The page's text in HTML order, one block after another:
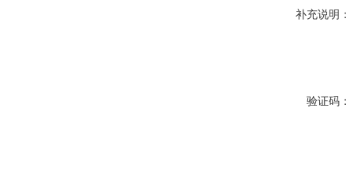
补充说明：
验证码：